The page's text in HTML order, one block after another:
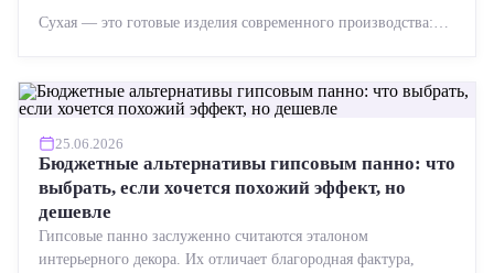
Сухая — это готовые изделия современного производства:
25.06.2026
Бюджетные альтернативы гипсовым панно: что
выбрать, если хочется похожий эффект, но
дешевле
Гипсовые панно заслуженно считаются эталоном
интерьерного декора. Их отличает благородная фактура,